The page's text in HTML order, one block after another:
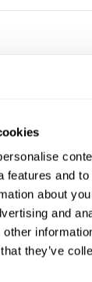
features and
about
and
they’ve
compleet